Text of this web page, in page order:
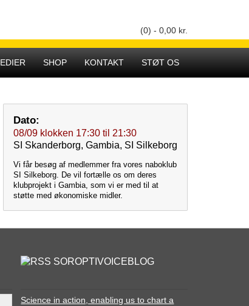
(0) -0,00 kr.
SHOP KONTAKT STØT OS
Dato:
08/09 klokken 17:30 til 21:30
SI Skanderborg, Gambia, SI Silkeborg
Vi får besøg af medlemmer fra vores naboklub
SI Silkeborg. De vil fortælle os om deres
klubprojekt i Gambia, som vi er med til at
støtte med økonomiske midler.
SOROPTIVOICEBLOG
Science in action, enabling us to chart a